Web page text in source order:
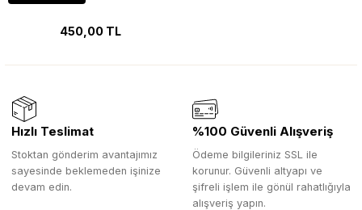
450,00 TL
Hızlı Teslimat
Stoktan gönderim avantajımız
sayesinde beklemeden işinize
devam edin.
%100 Güvenli Alışveriş
Ödeme bilgileriniz SSL ile
korunur. Güvenli altyapı ve
şifreli işlem ile gönül rahatlığıyla
alışveriş yapın.